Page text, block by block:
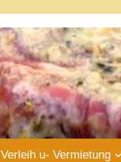
Verleih u- Vermietung